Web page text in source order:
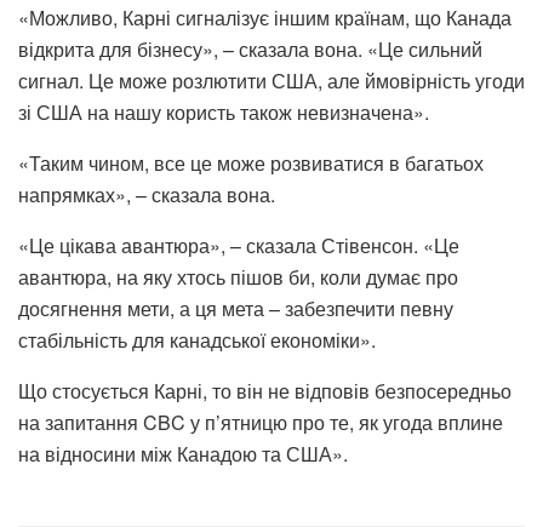
«Можливо, Карні сигналізує іншим країнам, що Канада
відкрита для бізнесу», – сказала вона. «Це сильний
сигнал. Це може розлютити США, але ймовірність угоди
зі США на нашу користь також невизначена».
«Таким чином, все це може розвиватися в багатьох
напрямках», – сказала вона.
«Це цікава авантюра», – сказала Стівенсон. «Це
авантюра, на яку хтось пішов би, коли думає про
досягнення мети, а ця мета – забезпечити певну
стабільність для канадської економіки».
Що стосується Карні, то він не відповів безпосередньо
на запитання CBC у п’ятницю про те, як угода вплине
на відносини між Канадою та США».